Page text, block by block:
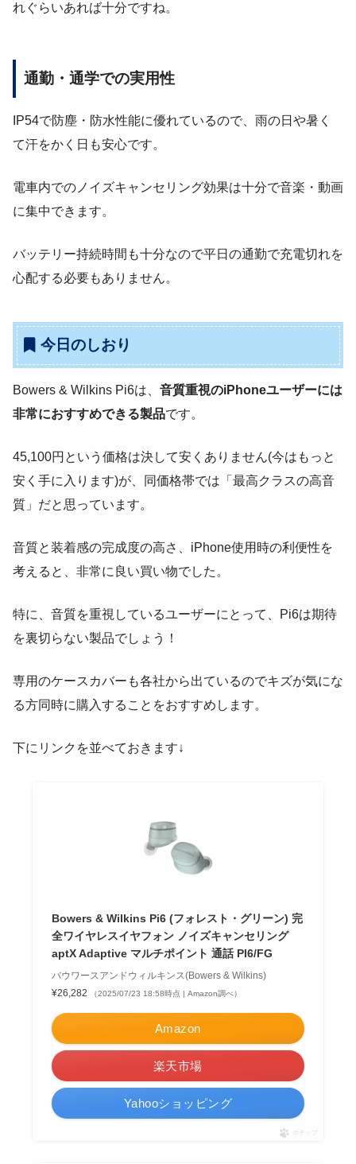
れぐらいあれば十分ですね。
通勤・通学での実用性
IP54で防塵・防水性能に優れているので、雨の日や暑く
て汗をかく日も安心です。
電車内でのノイズキャンセリング効果は十分で音楽・動画
に集中できます。
バッテリー持続時間も十分なので平日の通勤で充電切れを
心配する必要もありません。
今日のしおり
Bowers & Wilkins Pi6は、 音質重視のiPhoneユーザーには
非常におすすめできる製品です。
45,100円という価格は決して安くありません(今はもっと
安く手に入ります)が、同価格帯では「最高クラスの高音
質」だと思っています。
音質と装着感の完成度の高さ、iPhone使用時の利便性を
考えると、非常に良い買い物でした。
特に、音質を重視しているユーザーにとって、Pi6は期待
を裏切らない製品でしょう！
専用のケースカバーも各社から出ているのでキズが気にな
る方同時に購入することをおすすめします。
下にリンクを並べておきます↓
Bowers & Wilkins Pi6 (フォレスト・グリーン) 完
全ワイヤレスイヤフォン ノイズキャンセリング
aptX Adaptive マルチポイント 通話 PI6/FG
バウワースアンドウィルキンス(Bowers & Wilkins)
¥26,282
（2025/07/23 18:58時点 | Amazon調べ）
Amazon
楽天市場
Yahooショッピング
ポチップ